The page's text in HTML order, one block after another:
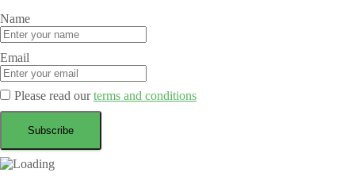
Name
Email
Please read ourterms and conditions